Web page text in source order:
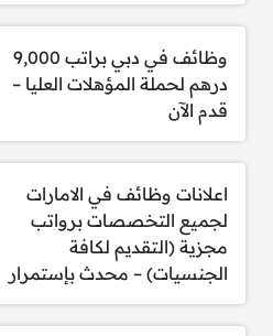
الشروط المطلوبة:
مهارات رعاية المرضى
معرفة بالمتطلبات
حفظ دقيق للسجلات
تثقيف المرضى وأسرهم
مهارات قوية في
القدرة على العمل
الصحية.
الخبرة في الممارسة
حاصل على درجة
(BSN).
وظائف في دبي براتب 9,000
درهم لحملة المؤهلات العليا –
قدم الآن
اعلانات وظائف في الامارات
لجميع التخصصات برواتب
مجزية (التقديم لكافة
الجنسيات) – محدث بإستمرار